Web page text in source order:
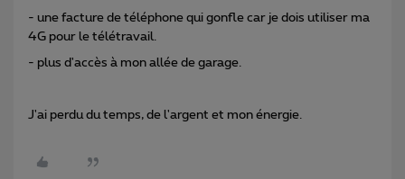
- une facture de téléphone qui gonfle car je dois utiliser ma
4G pour le télétravail.
- plus d'accès à mon allée de garage.
J'ai perdu du temps, de l'argent et mon énergie.